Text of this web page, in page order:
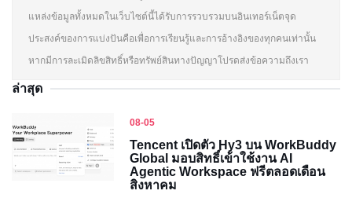
แหล่งข้อมูลทั้งหมดในเว็บไซต์นี้ได้รับการรวบรวมบนอินเทอร์เน็ตจุด
ประสงค์ของการแบ่งปันคือเพื่อการเรียนรู้และการอ้างอิงของทุกคนเท่านั้น
หากมีการละเมิดลิขสิทธิ์หรือทรัพย์สินทางปัญญาโปรดส่งข้อความถึงเรา
ล่าสุด
08-05
Tencent เปิดตัว Hy3 บน WorkBuddy
Global มอบสิทธิ์เข้าใช้งาน AI
Agentic Workspace ฟรีตลอดเดือน
สิงหาคม